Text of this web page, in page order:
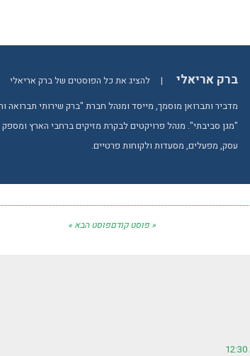
ברק אריאלי |
להציג את כל הפוסטים של ברק אריאלי
מדביר ותברואן מוסמך, מייסד ומנהל חברת "ברק שירותי תברואה
"מגן סביבתי". מנהל פרויקטים לבקרת מזיקים ברחבי הארץ
עסק, מפעלים, מסעדות ולקוחות פרטיים.
« פוסט קודםפוסט הבא »